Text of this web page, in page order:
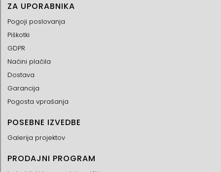
ZA UPORABNIKA
Pogoji poslovanja
Piškotki
GDPR
Načini plačila
Dostava
Garancija
Pogosta vprašanja
POSEBNE IZVEDBE
Galerija projektov
PRODAJNI PROGRAM